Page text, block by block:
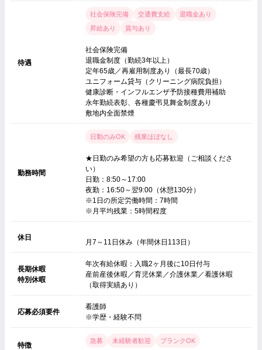
待遇
社会保険完備 交通費支給
退職金あり
昇給あり
賞与あり
社会保険完備
退職金制度（勤続3年以上）
定年65歳／再雇用制度あり（最長70歳）
ユニフォーム貸与（クリーニング病院負担）
健康診断・インフルエンザ予防接種費用補助
永年勤続表彰、各種慶弔見舞金制度あり
敷地内全面禁煙
勤務時間
日勤のみOK 残業ほぼなし
★日勤のみ希望の方も応募歓迎（ご相談くださ
い）
日勤：8:50～17:00
夜勤：16:50～翌9:00（休憩130分）
※1日の所定労働時間：7時間
※月平均残業：5時間程度
休日
月7～11日休み（年間休日113日）
長期休暇
特別休暇
年次有給休暇：入職2ヶ月後に10日付与
産前産後休暇／育児休業／介護休業／看護休暇
（取得実績あり）
応募必須要件
看護師
※学歴・経験不問
特徴
急募 未経験者歓迎 ブランクOK